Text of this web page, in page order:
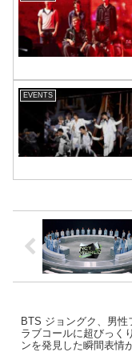
EVENTS
BTS ジョングク、男性
ラブコールに超びっく
ンを発見した瞬間表情